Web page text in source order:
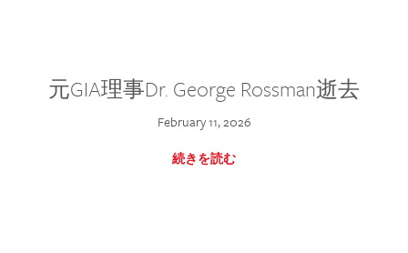
元GIA理事Dr. George Rossman逝去
February 11, 2026
続きを読む